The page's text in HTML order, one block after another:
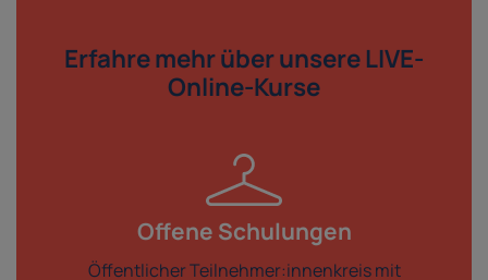
Erfahre mehr überunsere LIVE-
Online-Kurse
Offene Schulungen
Öffentlicher Teilnehmer:innenkreis mit